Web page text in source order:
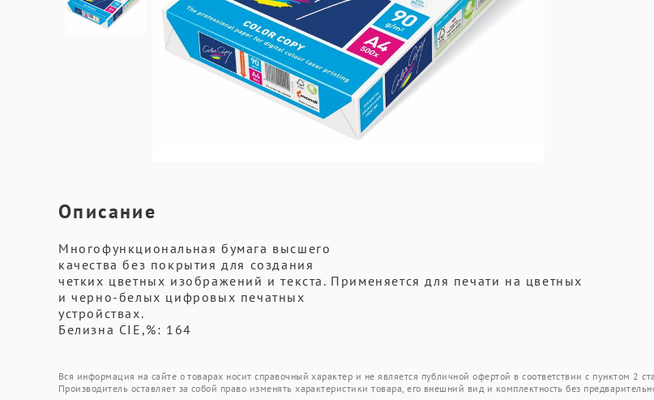
Описание
Многофункциональная бумага высшего
качества без покрытия для создания
четких цветных изображений и текста. Применяется для печати на цветных
и черно-белых цифровых печатных
устройствах.
Белизна CIE,%: 164
Вся информация на сайте о товарах носит справочный характер и не является публичной офертой в соответствии с пунктом 2
Производитель оставляет за собой право изменять характеристики товара, его внешний вид и комплектность без